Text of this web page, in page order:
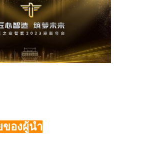
ของผู้นำ